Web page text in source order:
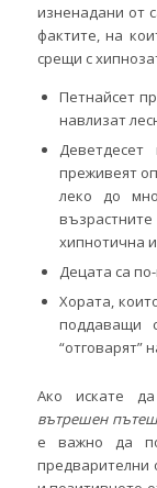
изненадани от
фактите, на
срещи с
Петнайсет
навлизат
преживеят
леко до
хипнотична
Децата са
Хората,
поддаващи
“отговарят”
Ако искате
вътрешен
е важно да
предварителни